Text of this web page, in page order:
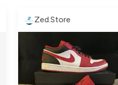
Zed.Store